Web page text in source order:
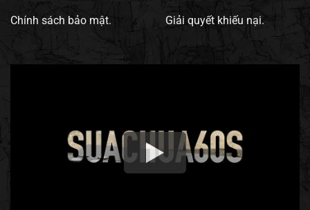
Chính sách bảo mật. Giải quyết khiếu nại.